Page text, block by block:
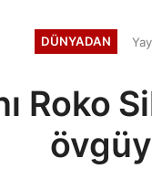
DÜNYADAN
Roko